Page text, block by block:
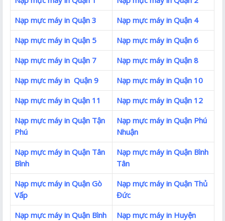
Nạp mực máy in Quận 3
Nạp mực máy in Quận 4
Nạp mực máy in Quận 5
Nạp mực máy in Quận 6
Nạp mực máy in Quận 7
Nạp mực máy in Quận 8
Nạp mực máy in Quận 9
Nạp mực máy in Quận 10
Nạp mực máy in Quận 11
Nạp mực máy in Quận 12
Nạp mực máy in Quận Tận
Phú
Nạp mực máy in Quận Phú
Nhuận
Nạp mực máy in Quận Tân
Bình
Nạp mực máy in Quận Bình
Tân
Nạp mực máy in Quận Gò
Vấp
Nạp mực máy in Quận Thủ
Đức
Nạp mực máy in Quận Bình
Nạp mực máy in Huyện